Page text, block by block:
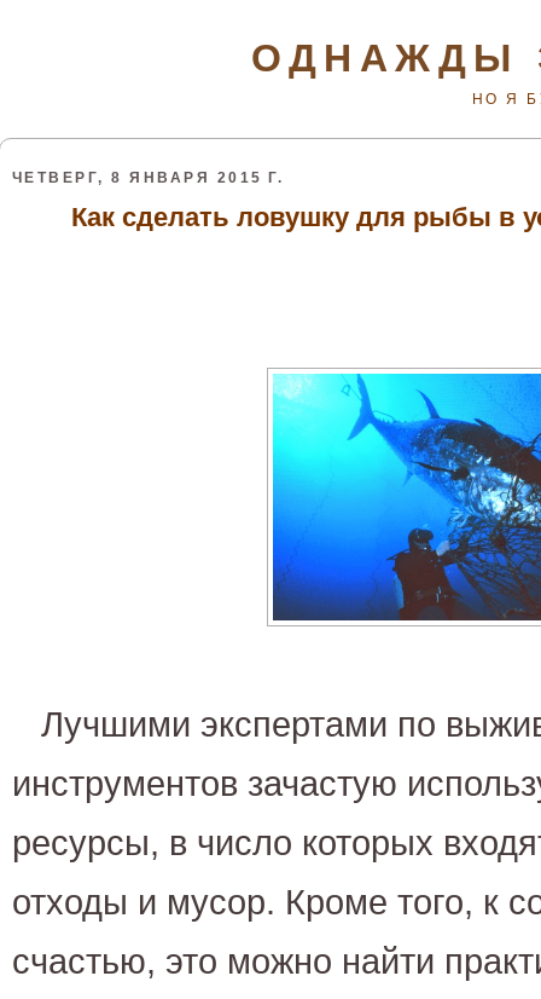
ОДНАЖДЫ
НО Я
ЧЕТВЕРГ, 8 ЯНВАРЯ 2015 Г.
Как сделать ловушку для рыбы в
Лучшими экспертами по
инструментов зачастую
ресурсы, в число которых
отходы и мусор. Кроме того, к
счастью, это можно найти